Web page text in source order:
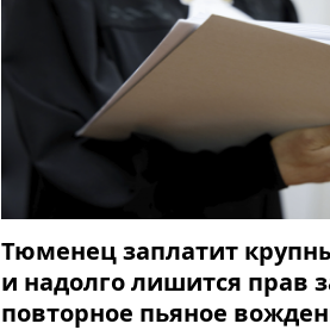
Тюменец заплатит
и надолго лишится прав
повторное пьяное